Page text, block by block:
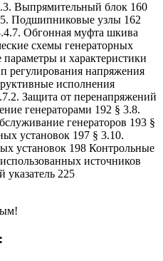
Выпрямительный блок 160
Подшипниковые узлы 162
Обгонная муфта шкива
схемы генераторных
и характеристики
регулирования напряжения
исполнения
Защита от перенапряжений
генераторами 192 § 3.8.
генераторов 193 §
установок 197 § 3.10.
установок 198 Контрольные
источников
указатель 225